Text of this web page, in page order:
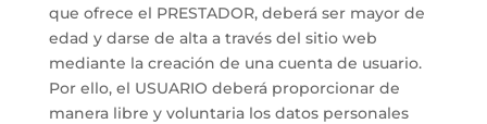
que ofrece el PRESTADOR, deberá ser mayor de
edad y darse de alta a través del sitio web
mediante la creación de una cuenta de usuario.
Por ello, el USUARIO deberá proporcionar de
manera libre y voluntaria los datos personales